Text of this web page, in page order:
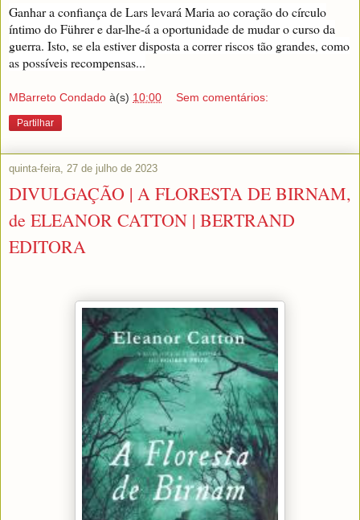
Ganhar a confiança de Lars levará Maria ao coração do círculo
íntimo do Führer e dar-lhe-á a oportunidade de mudar o curso da
guerra. Isto, se ela estiver disposta a correr riscos tão grandes, como
as possíveis recompensas...
MBarreto Condado à(s) 10:00 Sem comentários:
Partilhar
quinta-feira, 27 de julho de 2023
DIVULGAÇÃO | A FLORESTA DE BIRNAM,
de ELEANOR CATTON | BERTRAND
EDITORA